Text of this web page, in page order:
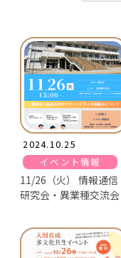
2024.10.25
イベント情報
11/26（火） 情報通信
研究会・異業種交流会